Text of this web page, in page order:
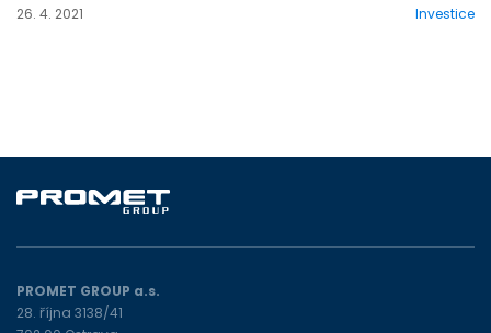
26. 4. 2021 Investice
PROMET GROUP a.s.
28. října 3138/41